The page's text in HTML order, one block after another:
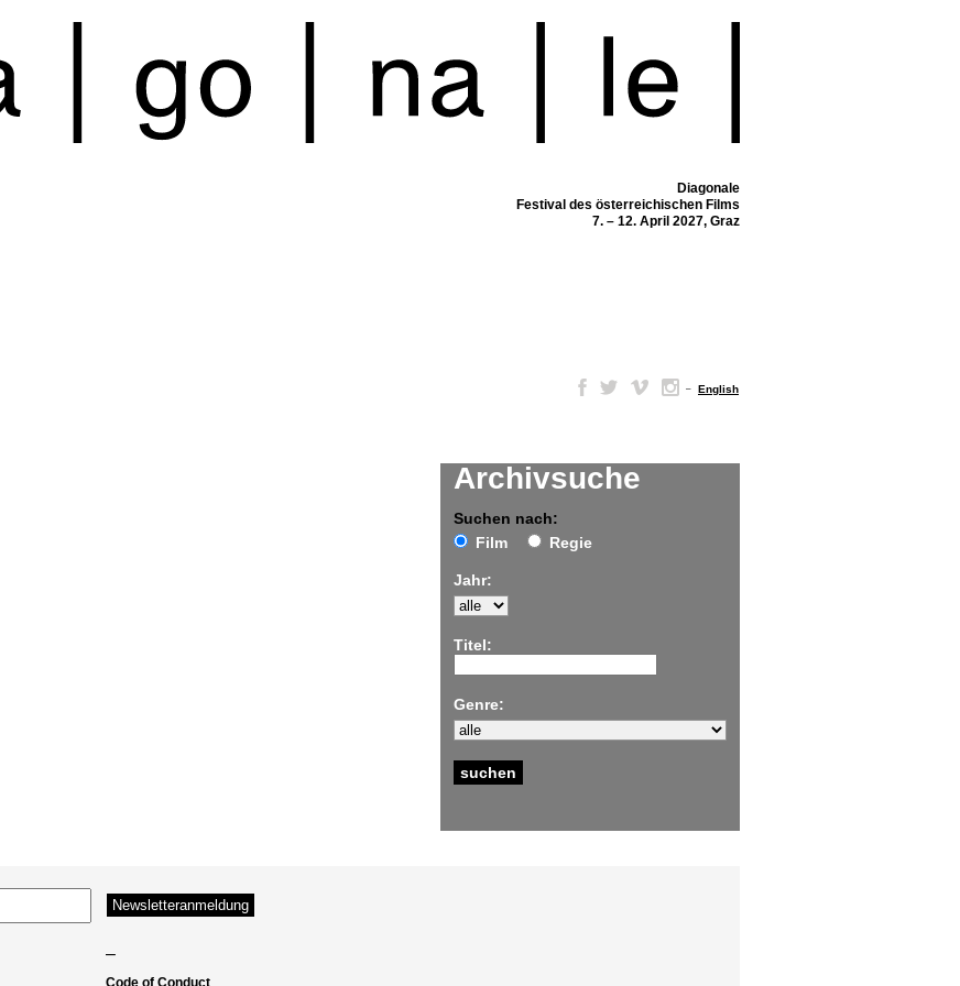
Diagonale
Festival des österreichischen Films
7. – 12. April 2027, Graz
– English
Archivsuche
Suchen nach:
Film
Regie
Jahr:
Titel:
Genre:
–
Code of Conduct